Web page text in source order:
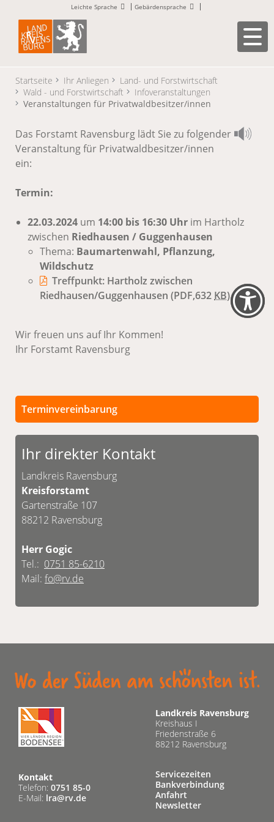
Leichte Sprache Gebärdensprache
Startseite Ihr Anliegen
Land- und Forstwirtschaft
Wald - und Forstwirtschaft
Infoveranstaltungen
Veranstaltungen für Privatwaldbesitzer/innen
Das Forstamt Ravensburg lädt Sie zu folgender
Veranstaltung für Privatwaldbesitzer/innen
ein:
Termin:
22.03.2024 um 14:00 bis 16:30 Uhr im Hartholz
zwischen Riedhausen / Guggenhausen
Thema: Baumartenwahl, Pflanzung,
Wildschutz
Treffpunkt: Hartholz zwischen
Riedhausen/Guggenhausen (PDF,632 KB)
Wir freuen uns auf Ihr Kommen!
Ihr Forstamt Ravensburg
Terminvereinbarung
Persönliche Termine sind nach vorheriger
Vereinbarung möglich.
Ihr direkter Kontakt
Landkreis Ravensburg
Kreisforstamt
Gartenstraße 107
88212 Ravensburg
Herr Gogic
Tel.: 0751 85-6210
Mail: fo@rv.de
Landkreis Ravensburg
Kreishaus I
Friedenstraße 6
88212 Ravensburg
Kontakt
Telefon: 0751 85-0
E-Mail: lra@rv.de
Servicezeiten
Bankverbindung
Anfahrt
Newsletter